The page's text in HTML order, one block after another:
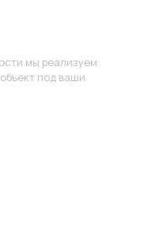
мы реализуем
под ваши